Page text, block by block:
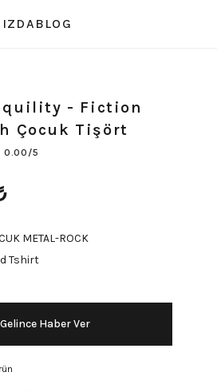
BLOG
- Fiction
Çocuk Tişört
0.00/5
METAL-ROCK
Tshirt
Gelince Haber Ver